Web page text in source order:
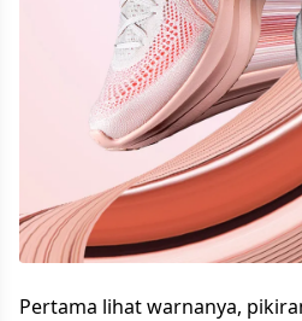
Pertama lihat warnanya,